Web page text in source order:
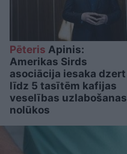
Pēteris Apinis:
Amerikas Sirds
asociācija iesaka dzert
līdz 5 tasītēm kafijas
veselības uzlabošanas
nolūkos